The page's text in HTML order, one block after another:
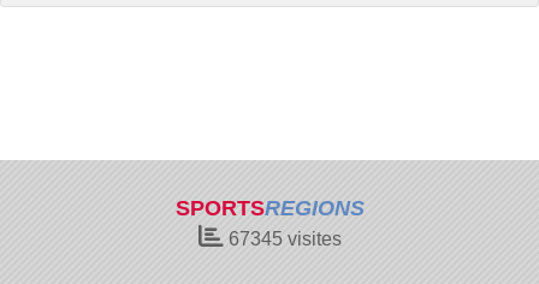
SPORTSREGIONS
67345visites